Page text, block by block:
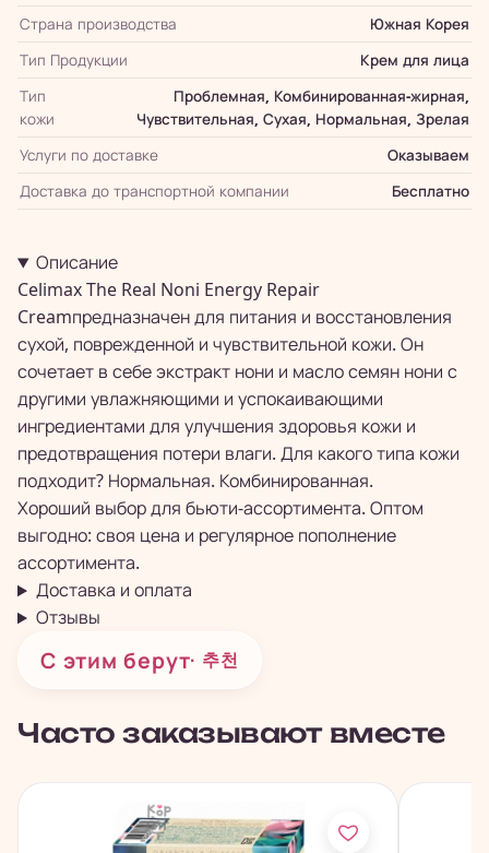
Страна производства
Южная Корея
Тип Продукции
Крем для лица
Тип
кожи
Проблемная, Комбинированная-жирная,
Чувствительная, Сухая, Нормальная, Зрелая
Услуги по доставке
Оказываем
Доставка до транспортной компании
Бесплатно
Описание
Celimax The Real Noni Energy Repair
Creamпредназначен для питания и восстановления
сухой, поврежденной и чувствительной кожи. Он
сочетает в себе экстракт нони и масло семян нони с
другими увлажняющими и успокаивающими
ингредиентами для улучшения здоровья кожи и
предотвращения потери влаги. Для какого типа кожи
подходит? Нормальная. Комбинированная.
Хороший выбор для бьюти-ассортимента. Оптом
выгодно: своя цена и регулярное пополнение
ассортимента.
Доставка и оплата
Отзывы
С этим берут· 추천
Часто заказывают вместе